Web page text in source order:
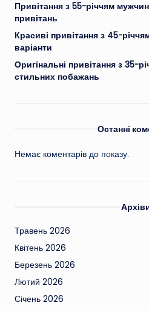
Привітання з 55-річчям
привітань
Красиві привітання з 45-
варіанти
Оригінальні привітання з 35-
стильних побажань
Останні
Немає коментарів до показу.
Травень 2026
Квітень 2026
Березень 2026
Лютий 2026
Січень 2026